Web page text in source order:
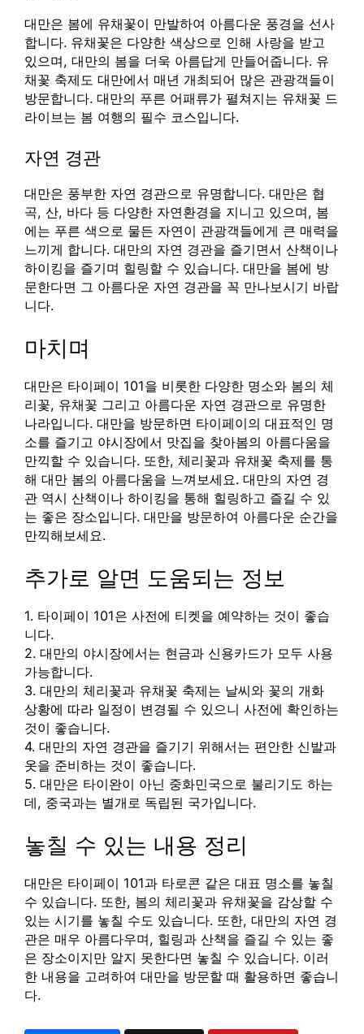
대만은 봄에 유채꽃이 만발하여 아름다운 풍경을 선사
합니다. 유채꽃은 다양한 색상으로 인해 사랑을 받고
있으며, 대만의 봄을 더욱 아름답게 만들어줍니다. 유
채꽃 축제도 대만에서 매년 개최되어 많은 관광객들이
방문합니다. 대만의 푸른 어패류가 펼쳐지는 유채꽃 드
라이브는 봄 여행의 필수 코스입니다.
자연 경관
대만은 풍부한 자연 경관으로 유명합니다. 대만은 협
곡, 산, 바다 등 다양한 자연환경을 지니고 있으며, 봄
에는 푸른 색으로 물든 자연이 관광객들에게 큰 매력을
느끼게 합니다. 대만의 자연 경관을 즐기면서 산책이나
하이킹을 즐기며 힐링할 수 있습니다. 대만을 봄에 방
문한다면 그 아름다운 자연 경관을 꼭 만나보시기 바랍
니다.
마치며
대만은 타이페이 101을 비롯한 다양한 명소와 봄의 체
리꽃, 유채꽃 그리고 아름다운 자연 경관으로 유명한
나라입니다. 대만을 방문하면 타이페이의 대표적인 명
소를 즐기고 야시장에서 맛집을 찾아봄의 아름다움을
만끽할 수 있습니다. 또한, 체리꽃과 유채꽃 축제를 통
해 대만 봄의 아름다움을 느껴보세요. 대만의 자연 경
관 역시 산책이나 하이킹을 통해 힐링하고 즐길 수 있
는 좋은 장소입니다. 대만을 방문하여 아름다운 순간을
만끽해보세요.
추가로 알면 도움되는 정보
1. 타이페이 101은 사전에 티켓을 예약하는 것이 좋습
니다.
2. 대만의 야시장에서는 현금과 신용카드가 모두 사용
가능합니다.
3. 대만의 체리꽃과 유채꽃 축제는 날씨와 꽃의 개화
상황에 따라 일정이 변경될 수 있으니 사전에 확인하는
것이 좋습니다.
4. 대만의 자연 경관을 즐기기 위해서는 편안한 신발과
옷을 준비하는 것이 좋습니다.
5. 대만은 타이완이 아닌 중화민국으로 불리기도 하는
데, 중국과는 별개로 독립된 국가입니다.
놓칠 수 있는 내용 정리
대만은 타이페이 101과 타로콘 같은 대표 명소를 놓칠
수 있습니다. 또한, 봄의 체리꽃과 유채꽃을 감상할 수
있는 시기를 놓칠 수도 있습니다. 또한, 대만의 자연 경
관은 매우 아름다우며, 힐링과 산책을 즐길 수 있는 좋
은 장소이지만 알지 못한다면 놓칠 수 있습니다. 이러
한 내용을 고려하여 대만을 방문할 때 활용하면 좋습니
다.